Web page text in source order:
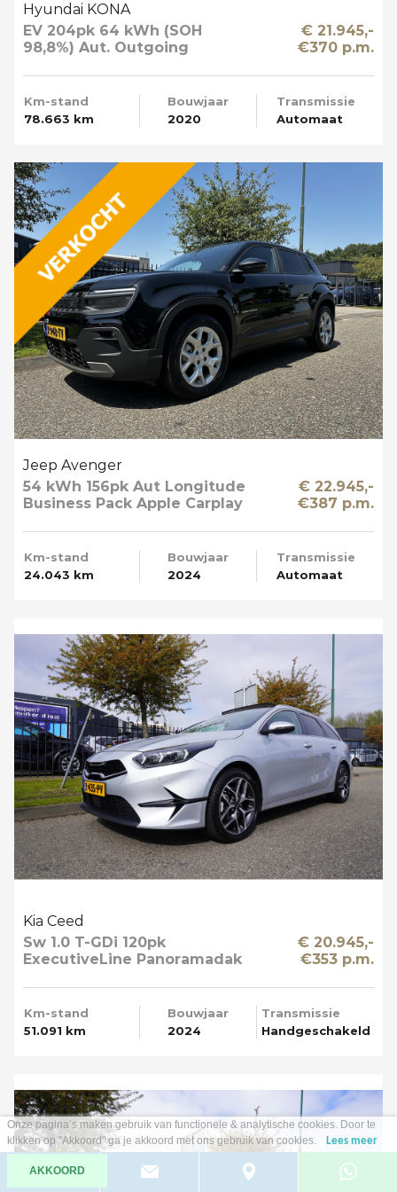
Hyundai KONA
EV 204pk 64 kWh (SOH
98,8%) Aut. Outgoing
€ 21.945,-
€370 p.m.
Km-stand
78.663 km
Bouwjaar
2020
Transmissie
Automaat
Jeep Avenger
54 kWh 156pk Aut Longitude
Business Pack Apple Carplay
€ 22.945,-
€387 p.m.
Km-stand
24.043 km
Bouwjaar
2024
Transmissie
Automaat
Kia Ceed
Sw 1.0 T-GDi 120pk
ExecutiveLine Panoramadak
€ 20.945,-
€353 p.m.
Km-stand
51.091 km
Bouwjaar
2024
Transmissie
Handgeschakeld
Onze pagina’s maken gebruik van functionele & analytische cookies. Door te
klikken op "Akkoord" ga je akkoord met ons gebruik van cookies.
Lees meer
AKKOORD